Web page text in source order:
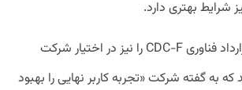
شرایط بهتری دارد.
نوکیا براساس این قرارداد فناوری CDC-F را نیز در اختیار شرکت
به گفته شرکت «تجربه کاربر نهایی را بهبود